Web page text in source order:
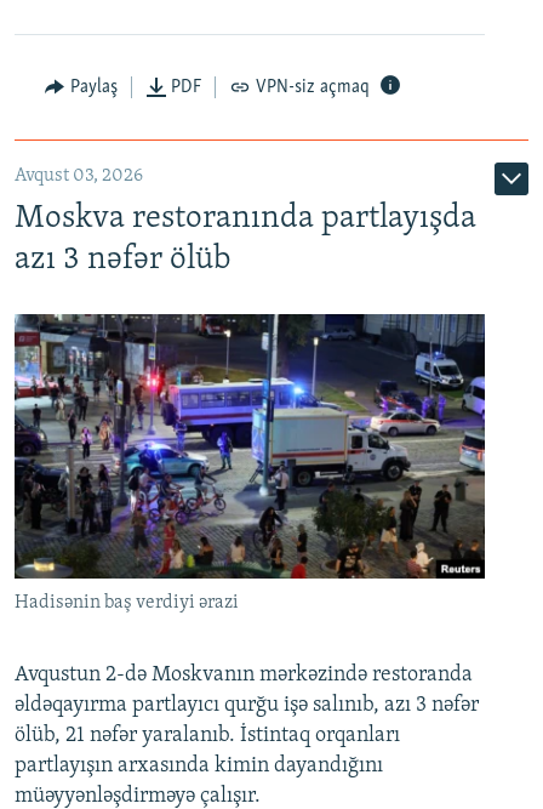
Paylaş PDF VPN-siz açmaq
Avqust 03, 2026
Moskva restoranında partlayışda
azı 3 nəfər ölüb
Hadisənin baş verdiyi ərazi
Avqustun 2-də Moskvanın mərkəzində restoranda
əldəqayırma partlayıcı qurğu işə salınıb, azı 3 nəfər
ölüb, 21 nəfər yaralanıb. İstintaq orqanları
partlayışın arxasında kimin dayandığını
müəyyənləşdirməyə çalışır.